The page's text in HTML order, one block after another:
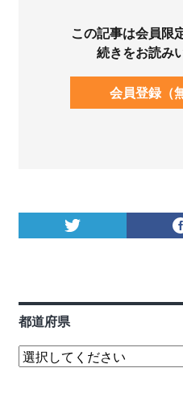
この記事は会員限
続きをお読み
会員登録（
都道府県